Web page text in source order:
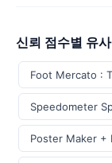
신뢰 점수별 유
Foot Mercato :
Speedometer
Poster Maker +